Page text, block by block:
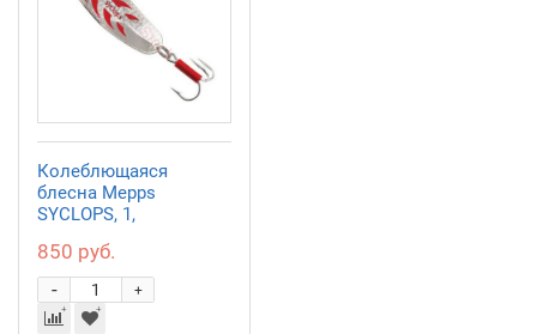
Колеблющаяся
блесна Mepps
SYCLOPS, 1,
850 руб.
+
-